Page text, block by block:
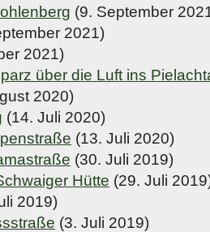
(9. September
2021)
2021)
über die Luft ins
2020)
(14. Juli 2020)
(13. Juli 2020)
(30. Juli 2019)
Hütte (29. Juli
2019)
(3. Juli 2019)